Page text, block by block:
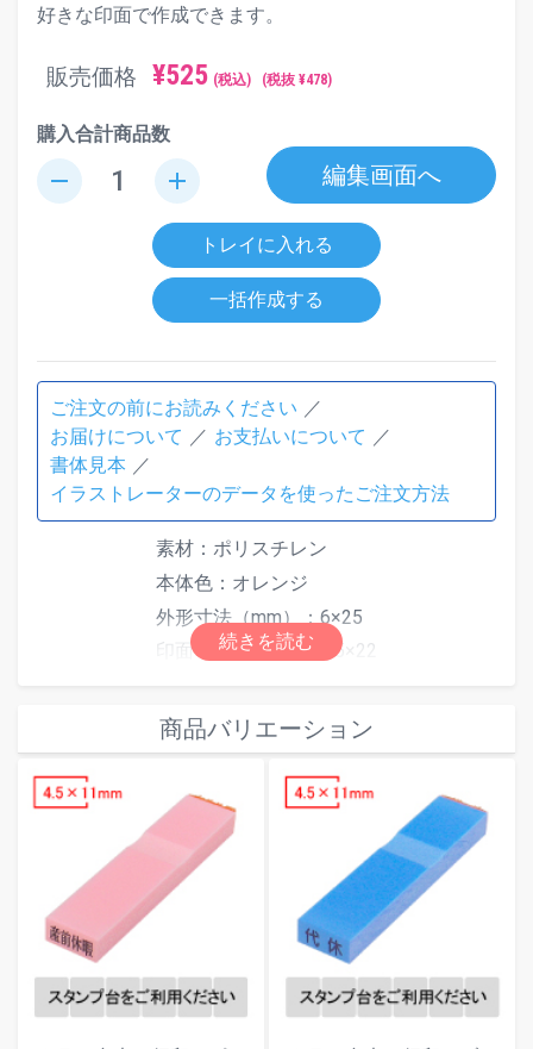
好きな印面で作成できます。
販売価格 ¥525 (税込) (税抜 ¥478)
購入合計商品数
remove add 編集画面へ
トレイに入れる
一括作成する
ご注文の前にお読みください
お届けについて
お支払いについて
書体見本
イラストレーターのデータを使ったご注文方法
素材：ポリスチレン
本体色：オレンジ
外形寸法（mm）：6×25
印面寸法（mm）：4.5×22
ます。文字数超過で「はみ出しエラ
ー」となった場合は、自由編集機能で
文字数またはサイズを調整してくださ
い。
別途スタンプ台をご使用ください。ス
タンプ台は
からご注文いただけ
ます。
フォント（書体）サンプル
商品バリエーション